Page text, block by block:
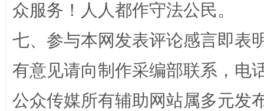
完善运行机制助力责任有效落实 一纸欠
众服务！人人都作守法公民。
七、参与本网发表评论感言即表
有意见请向制作采编部联系，电
公众传媒所有辅助网站属多元发